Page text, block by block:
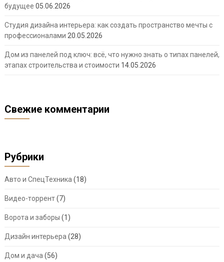
будущее 05.06.2026
Студия дизайна интерьера: как создать пространство мечты с
профессионалами 20.05.2026
Дом из панелей под ключ: всё, что нужно знать о типах панелей,
этапах строительства и стоимости 14.05.2026
Свежие комментарии
Рубрики
Авто и СпецТехника (18)
Видео-торрент(7)
Ворота и заборы (1)
Дизайн интерьера (28)
Дом и дача (56)